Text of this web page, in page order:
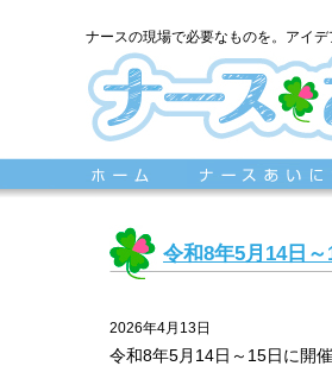
ナースの現場で必要なものを。アイデ
令和8年5月14日
2026年4月13日
令和8年5月14日～15日に開